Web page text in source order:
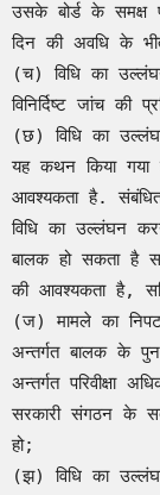
उसके बोर्ड के समक्ष
दिन की अवधि के
(च) विधि का
विनिर्दिष्ट जांच की
(छ) विधि का
यह कथन किया
आवश्यकता है.
विधि का उल्लंघन
बालक हो सकता है
की आवश्यकता है,
(ज) मामले का
अन्तर्गत बालक के
अन्तर्गत परिवीक्षा
सरकारी संगठन के
हो;
(झ) विधि का